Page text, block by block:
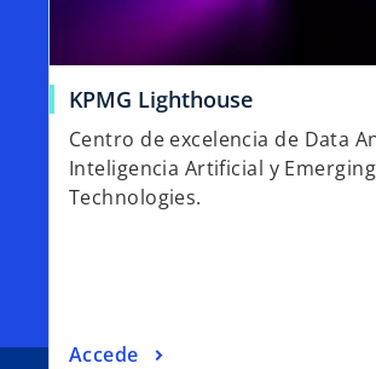
KPMG Lighthouse
Centro de excelencia de Data
Inteligencia Artificial y Emerging
Technologies.
Accede